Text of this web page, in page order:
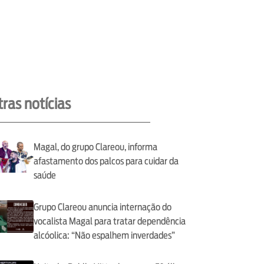
notícias
Magal, do grupo Clareou, informa
afastamento dos palcos para cuidar da
saúde
Grupo Clareou anuncia internação do
vocalista Magal para tratar dependência
alcóolica: “Não espalhem inverdades”